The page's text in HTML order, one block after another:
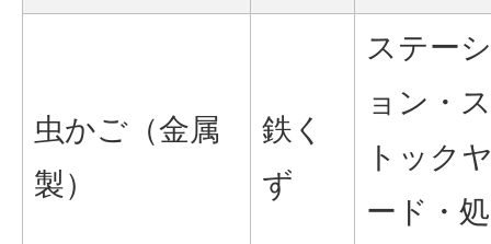
虫かご（金属
製）
鉄く
ず
ステーシ
ョン・ス
トック
ード・処